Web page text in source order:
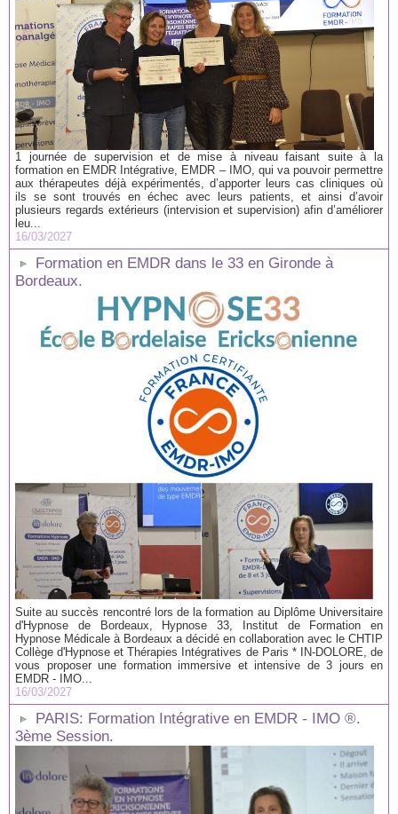
1 journée de supervision et de mise à niveau faisant suite à la
formation en EMDR Intégrative, EMDR – IMO, qui va pouvoir permettre
aux thérapeutes déjà expérimentés, d’apporter leurs cas cliniques où
ils se sont trouvés en échec avec leurs patients, et ainsi d’avoir
plusieurs regards extérieurs (intervision et supervision) afin d’améliorer
leu...
16/03/2027
Formation en EMDR dans le 33 en Gironde à
Bordeaux.
Suite au succès rencontré lors de la formation au Diplôme Universitaire
d'Hypnose de Bordeaux, Hypnose 33, Institut de Formation en
Hypnose Médicale à Bordeaux a décidé en collaboration avec le CHTIP
Collège d'Hypnose et Thérapies Intégratives de Paris * IN-DOLORE, de
vous proposer une formation immersive et intensive de 3 jours en
EMDR - IMO...
16/03/2027
PARIS: Formation Intégrative en EMDR - IMO ®.
3ème Session.